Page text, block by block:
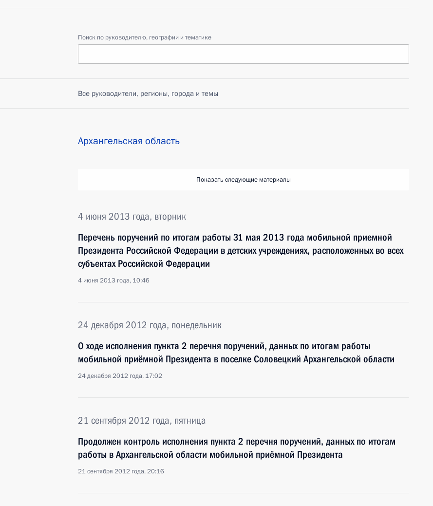
Поиск по руководителю, географии и тематике
Все руководители, регионы, города и темы
Архангельская область
Показать следующие материалы
4 июня 2013 года, вторник
Перечень поручений по итогам работы 31 мая 2013 года мобильной приемной
Президента Российской Федерации в детских учреждениях, расположенных во всех
субъектах Российской Федерации
4 июня 2013 года, 10:46
24 декабря 2012 года, понедельник
О ходе исполнения пункта 2 перечня поручений, данных по итогам работы
мобильной приёмной Президента в поселке Соловецкий Архангельской области
24 декабря 2012 года, 17:02
21 сентября 2012 года, пятница
Продолжен контроль исполнения пункта 2 перечня поручений, данных по итогам
работы в Архангельской области мобильной приёмной Президента
21 сентября 2012 года, 20:16